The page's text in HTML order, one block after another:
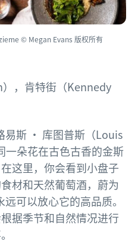
© Megan Evans 版权所有
，肯特街（Kennedy
易斯 · 库图普斯（Louis
朵花在古色古香的金斯
这里，你会看到小盘子
材和天然葡萄酒，蔚为
可以放心它的高品质。
据季节和自然情况进行